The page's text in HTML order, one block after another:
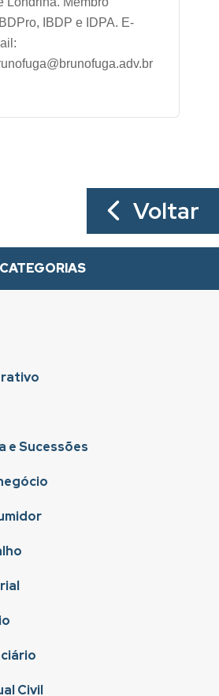
IBDP e IDPA. E-
Voltar
CATEGORIAS
e Sucessões
Civil